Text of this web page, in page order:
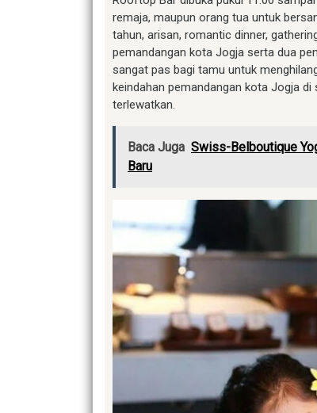
remaja, maupun orang tua untuk
tahun, arisan, romantic dinner,
pemandangan kota Jogja serta dua
sangat pas bagi tamu untuk
keindahan pemandangan kota Jogja
terlewatkan.
Baca Juga Swiss-Belboutique
Baru